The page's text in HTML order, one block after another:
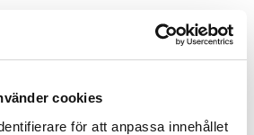
cookies
för att anpassa innehållet